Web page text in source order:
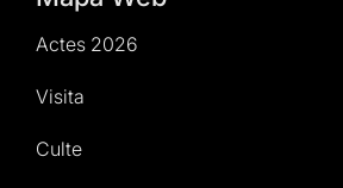
Actes 2026
Visita
Culte